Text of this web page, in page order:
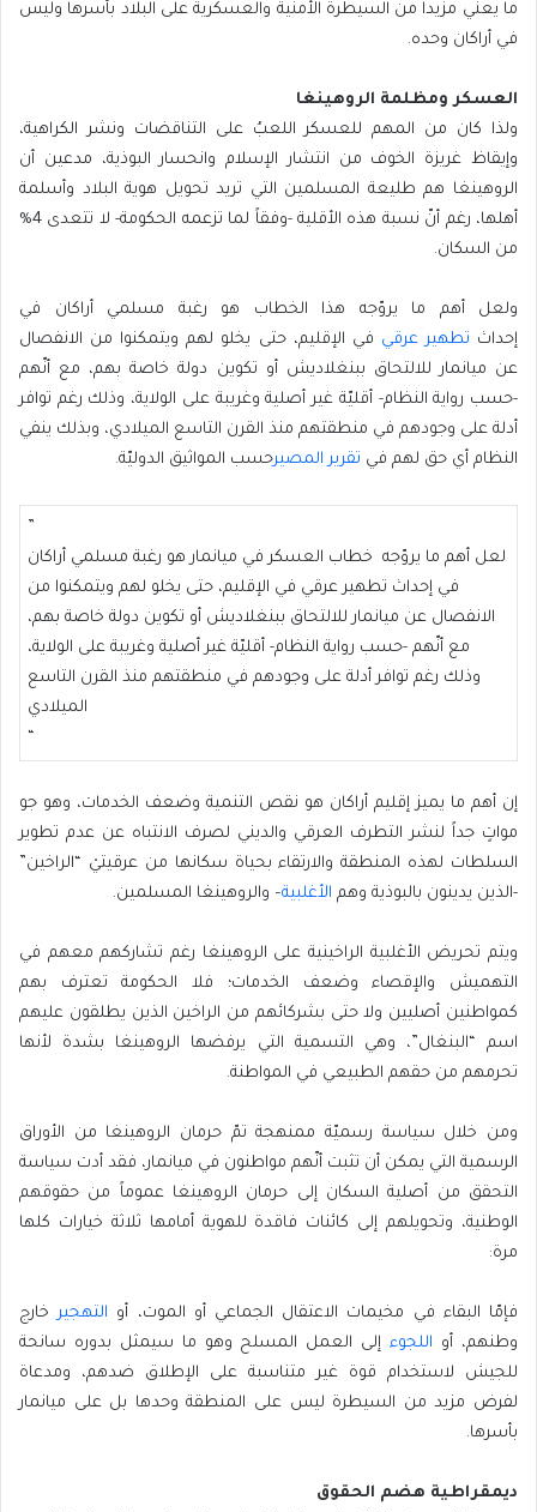
ما يعني مزيدا من السيطرة الأمنية والعسكرية على البلاد بأسرها وليس
في أراكان وحده.
العسكر ومظلمة الروهينغا
ولذا كان من المهم للعسكر اللعبُ على التناقضات ونشر الكراهية،
وإيقاظ غريزة الخوف من انتشار الإسلام وانحسار البوذية، مدعين أن
الروهينغا هم طليعة المسلمين التي تريد تحويل هوية البلاد وأسلمة
أهلها، رغم أنّ نسبة هذه الأقلية -وفقاً لما تزعمه الحكومة- لا تتعدى 4%
من السكان.
ولعل أهم ما يروّجه هذا الخطاب هو رغبة مسلمي أراكان في
إحداث تطهير عرقي في الإقليم، حتى يخلو لهم ويتمكنوا من الانفصال
عن ميانمار للالتحاق ببنغلاديش أو تكوين دولة خاصة بهم، مع أنّهم
-حسب رواية النظام- أقليّة غير أصلية وغريبة على الولاية، وذلك رغم توافر
أدلة على وجودهم في منطقتهم منذ القرن التاسع الميلادي، وبذلك ينفي
النظام أي حق لهم في تقرير المصيرحسب المواثيق الدوليّة.
”
لعل أهم ما يروّجه خطاب العسكر في ميانمار هو رغبة مسلمي أراكان
في إحداث تطهير عرقي في الإقليم، حتى يخلو لهم ويتمكنوا من
الانفصال عن ميانمار للالتحاق ببنغلاديش أو تكوين دولة خاصة بهم،
مع أنّهم -حسب رواية النظام- أقليّة غير أصلية وغريبة على الولاية،
وذلك رغم توافر أدلة على وجودهم في منطقتهم منذ القرن التاسع
الميلادي
“
إن أهم ما يميز إقليم أراكان هو نقص التنمية وضعف الخدمات، وهو جو
مواتٍ جداً لنشر التطرف العرقي والديني لصرف الانتباه عن عدم تطوير
السلطات لهذه المنطقة والارتقاء بحياة سكانها من عرقيتيْ “الراخين”
-الذين يدينون بالبوذية وهم الأغلبية– والروهينغا المسلمين.
ويتم تحريض الأغلبية الراخينية على الروهينغا رغم تشاركهم معهم في
التهميش والإقصاء وضعف الخدمات؛ فلا الحكومة تعترف بهم
كمواطنين أصليين ولا حتى بشركائهم من الراخين الذين يطلقون عليهم
اسم “البنغال”، وهي التسمية التي يرفضها الروهينغا بشدة لأنها
تحرمهم من حقهم الطبيعي في المواطنة.
ومن خلال سياسة رسميّة ممنهجة تمّ حرمان الروهينغا من الأوراق
الرسمية التي يمكن أن تثبت أنّهم مواطنون في ميانمار، فقد أدت سياسة
التحقق من أصلية السكان إلى حرمان الروهينغا عموماً من حقوقهم
الوطنية، وتحويلهم إلى كائنات فاقدة للهوية أمامها ثلاثة خيارات كلها
مرة:
فإمّا البقاء في مخيمات الاعتقال الجماعي أو الموت، أو التهجير خارج
وطنهم، أو اللجوءإلى العمل المسلح وهو ما سيمثل بدوره سانحة
للجيش لاستخدام قوة غير متناسبة على الإطلاق ضدهم، ومدعاة
لفرض مزيد من السيطرة ليس على المنطقة وحدها بل على ميانمار
بأسرها.
ديمقراطية هضم الحقوق